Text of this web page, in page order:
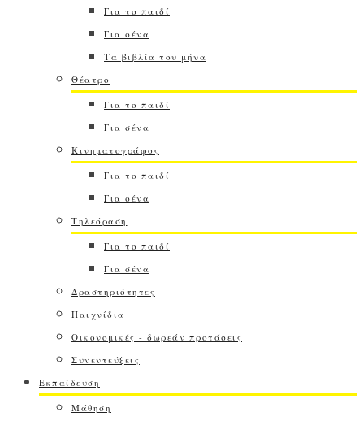
Για το παιδί
Για σένα
Τα βιβλία του μήνα
Θέατρο
Για το παιδί
Για σένα
Κινηματογράφος
Για το παιδί
Για σένα
Τηλεόραση
Για το παιδί
Για σένα
Δραστηριότητες
Παιχνίδια
Οικονομικές - δωρεάν προτάσεις
Συνεντεύξεις
Εκπαίδευση
Μάθηση